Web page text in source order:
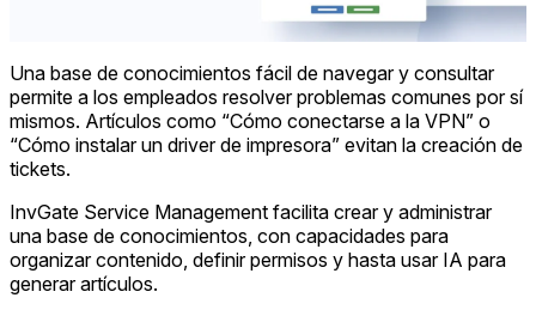
Una base de conocimientos fácil de navegar y consultar
permite a los empleados resolver problemas comunes por sí
mismos. Artículos como “Cómo conectarse a la VPN” o
“Cómo instalar un driver de impresora” evitan la creación de
tickets.
InvGate Service Management facilita crear y administrar
una base de conocimientos, con capacidades para
organizar contenido, definir permisos y hasta usar IA para
generar artículos.